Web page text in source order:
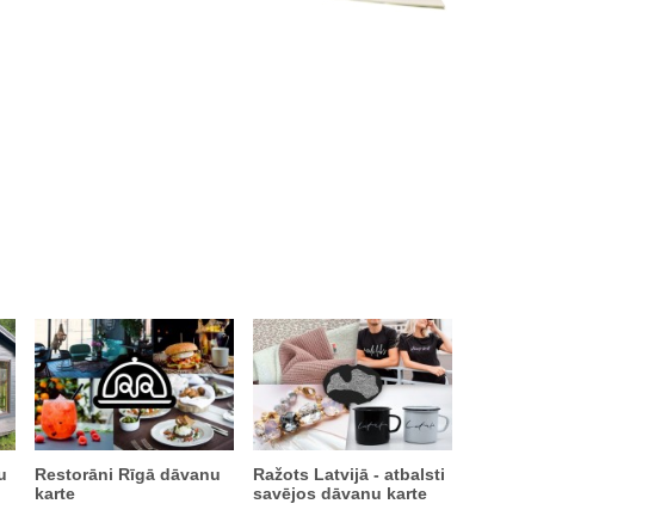
Restorāni Rīgā dāvanu
karte
Ražots Latvijā - atbalsti
savējos dāvanu karte